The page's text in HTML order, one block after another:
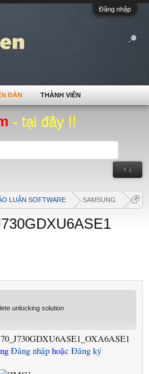
Đăng nhập
- tại đây !!
↑ ↓
LUẬN SOFTWARE SAMSUNG
unlocking solution
Đăng nhập hoặc Đăng ký
ĐÀN THÀNH VIÊN